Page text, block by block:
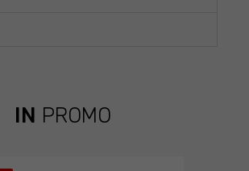
IN PROMO